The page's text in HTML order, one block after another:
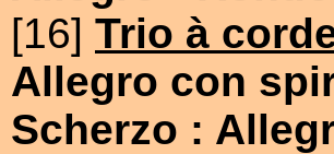
[16] Trio à
Allegro con
Scherzo :